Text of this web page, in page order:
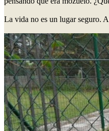
La vida no es un lugar seguro.